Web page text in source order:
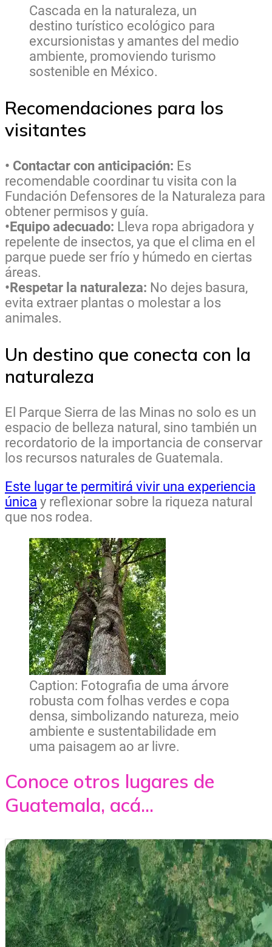
Cascada en la naturaleza, un
destino turístico ecológico para
excursionistas y amantes del medio
ambiente, promoviendo turismo
sostenible en México.
Recomendaciones para los
visitantes
• Contactar con anticipación: Es
recomendable coordinar tu visita con la
Fundación Defensores de la Naturaleza para
obtener permisos y guía.
•Equipo adecuado: Lleva ropa abrigadora y
repelente de insectos, ya que el clima en el
parque puede ser frío y húmedo en ciertas
áreas.
•Respetar la naturaleza: No dejes basura,
evita extraer plantas o molestar a los
animales.
Un destino que conecta con la
naturaleza
El Parque Sierra de las Minas no solo es un
espacio de belleza natural, sino también un
recordatorio de la importancia de conservar
los recursos naturales de Guatemala.
Este lugar te permitirá vivir una experiencia
única y reflexionar sobre la riqueza natural
que nos rodea.
Caption: Fotografia de uma árvore
robusta com folhas verdes e copa
densa, simbolizando natureza, meio
ambiente e sustentabilidade em
uma paisagem ao ar livre.
Conoce otros lugares de
Guatemala, acá...